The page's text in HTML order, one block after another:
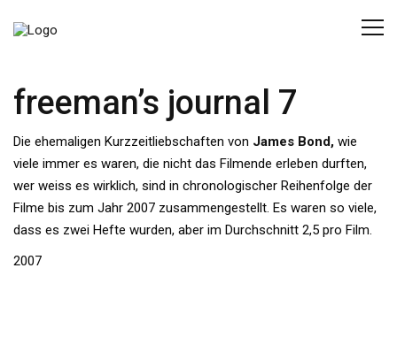
freeman’s journal 7
Die ehemaligen Kurzzeitliebschaften von James Bond, wie
viele immer es waren, die nicht das Filmende erleben durften,
wer weiss es wirklich, sind in chronologischer Reihenfolge der
Filme bis zum Jahr 2007 zusammengestellt. Es waren so viele,
dass es zwei Hefte wurden, aber im Durchschnitt 2,5 pro Film.
2007